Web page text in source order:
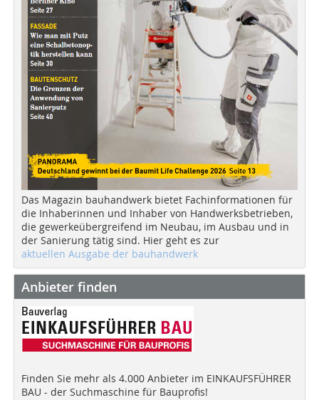
Das Magazin bauhandwerk bietet Fachinformationen für
die Inhaberinnen und Inhaber von Handwerksbetrieben,
die gewerkeübergreifend im Neubau, im Ausbau und in
der Sanierung tätig sind. Hier geht es zur
aktuellen Ausgabe der bauhandwerk
Anbieter finden
Finden Sie mehr als 4.000 Anbieter im EINKAUFSFÜHRER
BAU - der Suchmaschine für Bauprofis!